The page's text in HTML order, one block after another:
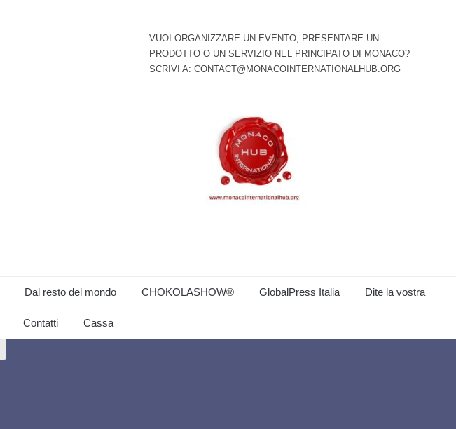
VUOI ORGANIZZARE UN EVENTO, PRESENTARE UN
PRODOTTO O UN SERVIZIO NEL PRINCIPATO DI MONACO?
SCRIVI A: CONTACT@MONACOINTERNATIONALHUB.ORG
Dal resto del mondo CHOKOLASHOW® GlobalPress Italia Dite la vostra
Contatti Cassa